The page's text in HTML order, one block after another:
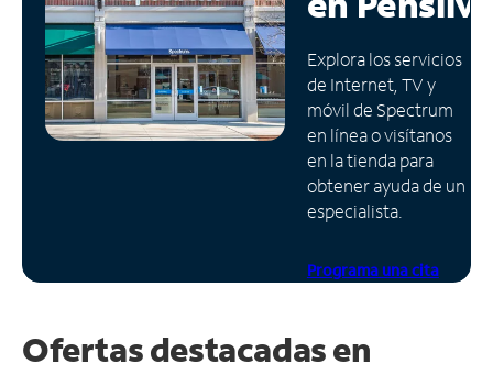
Administrar
cuenta
Encuentra
una
tienda
Explora los servicios
de Internet, TV y
móvil de Spectrum
en línea o visítanos
en la tienda para
obtener ayuda de un
especialista.
Programa una cita
Ofertas destacadas en